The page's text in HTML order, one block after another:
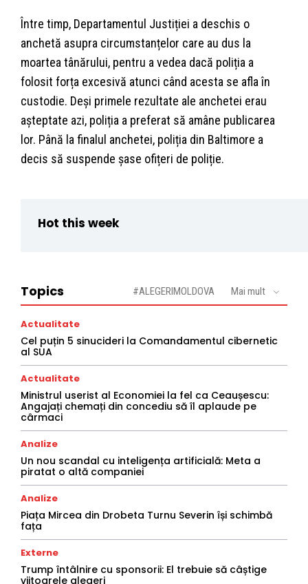
Între timp, Departamentul Justiției a deschis o
anchetă asupra circumstanțelor care au dus la
moartea tânărului, pentru a vedea dacă poliția a
folosit forța excesivă atunci când acesta se afla în
custodie. Deși primele rezultate ale anchetei erau
așteptate azi, poliția a preferat să amâne publicarea
lor. Până la finalul anchetei, poliția din Baltimore a
decis să suspende șase ofițeri de poliție.
Hot this week
Topics #ALEGERIMOLDOVA Mai mult
Actualitate
Cel puțin 5 sinucideri la Comandamentul cibernetic
al SUA
Actualitate
Ministrul userist al Economiei la fel ca Ceaușescu:
Angajați chemați din concediu să îl aplaude pe
cârmaci
Analize
Un nou scandal cu inteligența artificială: Meta a
piratat o altă companiei
Analize
Piața Mircea din Drobeta Turnu Severin își schimbă
fața
Externe
Trump întâlnire cu sponsorii: El trebuie să câștige
viitoarele alegeri